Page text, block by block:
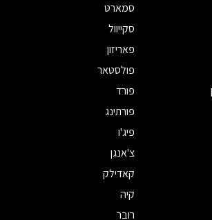
סמארט
סקייוול
פאריזון
פולסטאר
פורד
פורתינג
פיג'ו
צ'אנגן
קאדילק
קיה
רובר